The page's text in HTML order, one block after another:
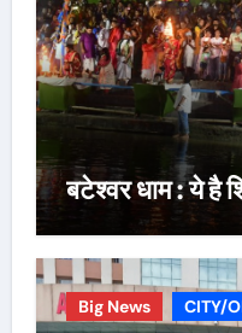
बटेश्वर धाम : ये है
Big News CITY/